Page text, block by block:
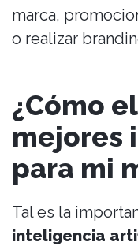
marca,
o realizar
¿Cómo
mejores
para mi
Tal es la
inteligencia